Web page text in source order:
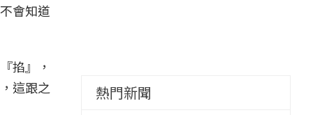
會知道
掐』，
這跟之
熱門新聞